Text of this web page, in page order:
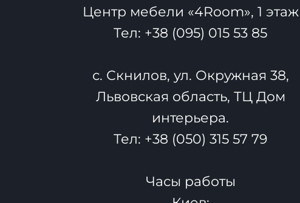
Центр мебели «4Room», 1 этаж
Тел: +38 (095) 015 53 85
с. Скнилов, ул. Окружная 38,
Львовская область, ТЦ Дом
интерьера.
Тел: +38 (050) 315 57 79
Часы работы